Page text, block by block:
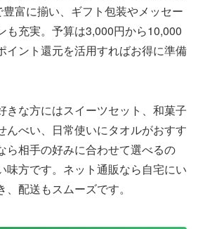
富に揃い、ギフト包装やメッセー
も充実。予算は3,000円から10,000
イント還元を活用すればお得に準備
きな方にはスイーツセット、和菓子
んべい、日常使いにタオルがおすす
ら相手の好みに合わせて選べるの
味方です。ネット通販なら自宅にい
配送もスムーズです。